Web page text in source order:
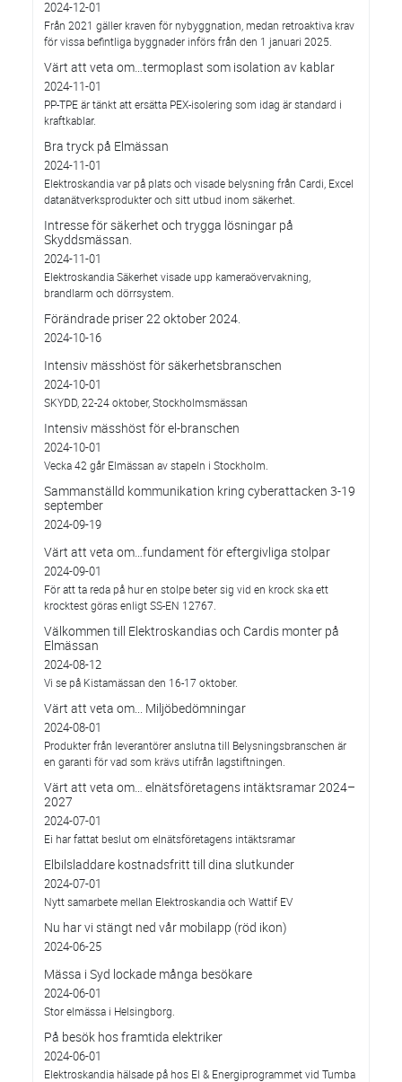
2024-12-01
Från 2021 gäller kraven för nybyggnation, medan retroaktiva krav
för vissa befintliga byggnader införs från den 1 januari 2025.
Värt att veta om…termoplast som isolation av kablar
2024-11-01
PP-TPE är tänkt att ersätta PEX-isolering som idag är standard i
kraftkablar.
Bra tryck på Elmässan
2024-11-01
Elektroskandia var på plats och visade belysning från Cardi, Excel
datanätverksprodukter och sitt utbud inom säkerhet.
Intresse för säkerhet och trygga lösningar på
Skyddsmässan.
2024-11-01
Elektroskandia Säkerhet visade upp kameraövervakning,
brandlarm och dörrsystem.
Förändrade priser 22 oktober 2024.
2024-10-16
Intensiv mässhöst för säkerhetsbranschen
2024-10-01
SKYDD, 22-24 oktober, Stockholmsmässan
Intensiv mässhöst för el-branschen
2024-10-01
Vecka 42 går Elmässan av stapeln i Stockholm.
Sammanställd kommunikation kring cyberattacken 3-19
september
2024-09-19
Värt att veta om…fundament för eftergivliga stolpar
2024-09-01
För att ta reda på hur en stolpe beter sig vid en krock ska ett
krocktest göras enligt SS-EN 12767.
Välkommen till Elektroskandias och Cardis monter på
Elmässan
2024-08-12
Vi se på Kistamässan den 16-17 oktober.
Värt att veta om... Miljöbedömningar
2024-08-01
Produkter från leverantörer anslutna till Belysningsbranschen är
en garanti för vad som krävs utifrån lagstiftningen.
Värt att veta om… elnätsföretagens intäktsramar 2024–
2027
2024-07-01
Ei har fattat beslut om elnätsföretagens intäktsramar
Elbilsladdare kostnadsfritt till dina slutkunder
2024-07-01
Nytt samarbete mellan Elektroskandia och Wattif EV
Nu har vi stängt ned vår mobilapp (röd ikon)
2024-06-25
Mässa i Syd lockade många besökare
2024-06-01
Stor elmässa i Helsingborg.
På besök hos framtida elektriker
2024-06-01
Elektroskandia hälsade på hos El & Energiprogrammet vid Tumba